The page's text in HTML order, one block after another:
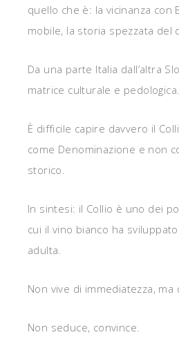
quello che è: la vicinanza con
mobile, la storia spezzata del
Da una parte Italia dall’altra
matrice culturale e pedologica.
È difficile capire davvero il
come Denominazione e non
storico.
In sintesi: il Collio è uno dei
cui il vino bianco ha
adulta.
Non vive di immediatezza, ma
Non seduce, convince.